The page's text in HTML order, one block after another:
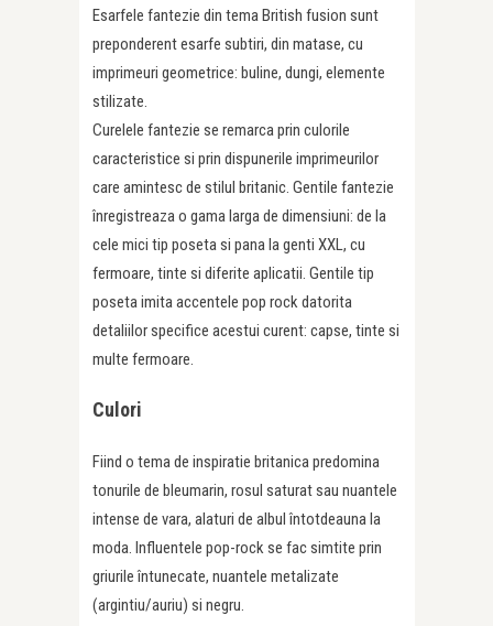
Esarfele fantezie din tema British fusion sunt
preponderent esarfe subtiri, din matase, cu
imprimeuri geometrice: buline, dungi, elemente
stilizate.
Curelele fantezie se remarca prin culorile
caracteristice si prin dispunerile imprimeurilor
care amintesc de stilul britanic. Gentile fantezie
înregistreaza o gama larga de dimensiuni: de la
cele mici tip poseta si pana la genti XXL, cu
fermoare, tinte si diferite aplicatii. Gentile tip
poseta imita accentele pop rock datorita
detaliilor specifice acestui curent: capse, tinte si
multe fermoare.
Culori
Fiind o tema de inspiratie britanica predomina
tonurile de bleumarin, rosul saturat sau nuantele
intense de vara, alaturi de albul întotdeauna la
moda. Influentele pop-rock se fac simtite prin
griurile întunecate, nuantele metalizate
(argintiu/auriu) si negru.